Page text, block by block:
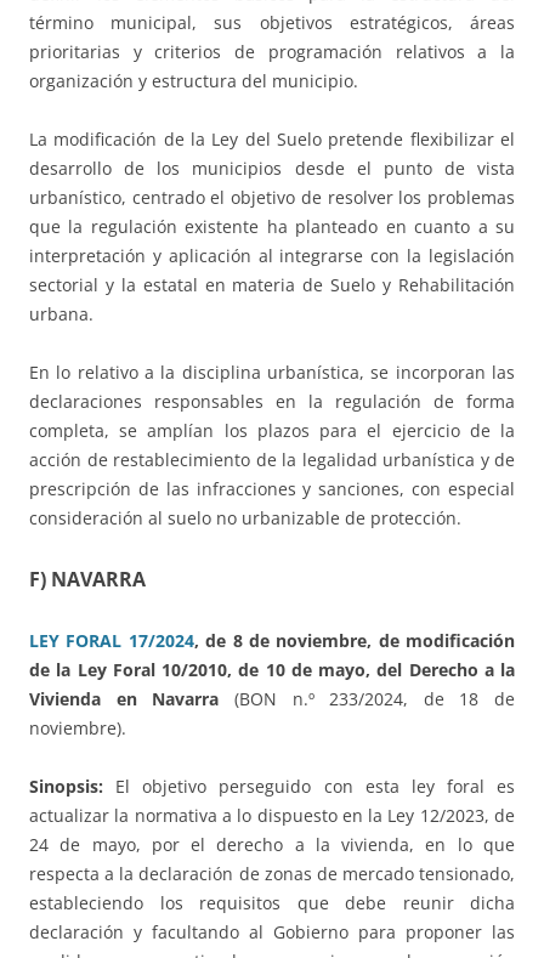
término municipal, sus objetivos estratégicos, áreas
prioritarias y criterios de programación relativos a la
organización y estructura del municipio.
La modificación de la Ley del Suelo pretende flexibilizar el
desarrollo de los municipios desde el punto de vista
urbanístico, centrado el objetivo de resolver los problemas
que la regulación existente ha planteado en cuanto a su
interpretación y aplicación al integrarse con la legislación
sectorial y la estatal en materia de Suelo y Rehabilitación
urbana.
En lo relativo a la disciplina urbanística, se incorporan las
declaraciones responsables en la regulación de forma
completa, se amplían los plazos para el ejercicio de la
acción de restablecimiento de la legalidad urbanística y de
prescripción de las infracciones y sanciones, con especial
consideración al suelo no urbanizable de protección.
F) NAVARRA
LEY FORAL 17/2024, de 8 de noviembre, de modificación
de la Ley Foral 10/2010, de 10 de mayo, del Derecho a la
Vivienda en Navarra (BON n.º 233/2024, de 18 de
noviembre).
Sinopsis: El objetivo perseguido con esta ley foral es
actualizar la normativa a lo dispuesto en la Ley 12/2023, de
24 de mayo, por el derecho a la vivienda, en lo que
respecta a la declaración de zonas de mercado tensionado,
estableciendo los requisitos que debe reunir dicha
declaración y facultando al Gobierno para proponer las